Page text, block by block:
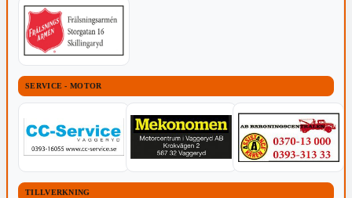
SERVICE - MOTOR
TILLVERKNING